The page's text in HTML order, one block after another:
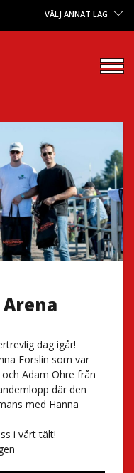
VÄLJ ANNAT LAG
Arena
dag igår!
Forslin som var
Adam Ohre från
där den
med Hanna
i vårt tält!